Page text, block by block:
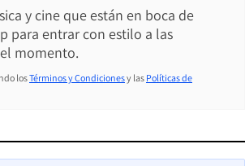
y cine que están en boca de
para entrar con estilo a las
momento.
losTérminos y Condicionesy las Políticas de